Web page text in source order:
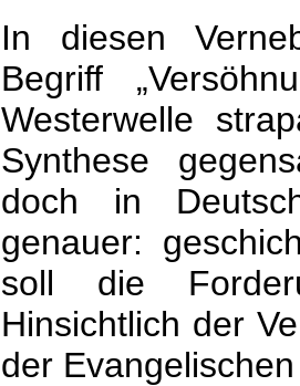
In diesen
Begriff
Westerwelle
Synthese
doch in
genauer:
soll die
Hinsichtlich der
der